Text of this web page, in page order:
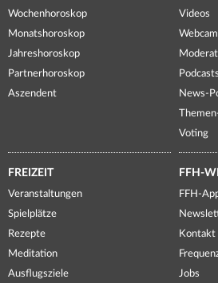
Wochenhoroskop
Monatshoroskop
Jahreshoroskop
Partnerhoroskop
Aszendent
Videos
Podcasts
News-
Voting
FREIZEIT
Veranstaltungen
Spielplätze
Rezepte
Meditation
Ausflugsziele
FFH-
FFH-
Kontakt
Jobs